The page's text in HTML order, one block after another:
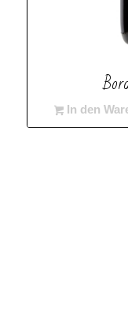
In den